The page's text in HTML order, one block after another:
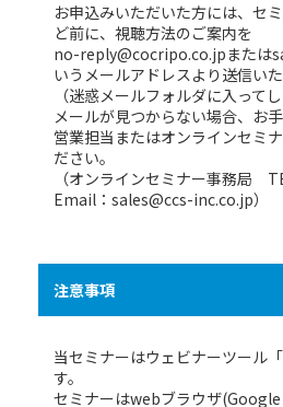
お申込みいただいた方には、セ
ど前に、視聴方法のご案内を
no-reply@cocripo.co.jpまたは
いうメールアドレスより送信いた
（迷惑メールフォルダに入って
メールが見つからない場合、お
営業担当またはオンラインセミ
ださい。
（オンラインセミナー事務局
Email：sales@ccs-inc.co.jp）
注意事項
当セミナーはウェビナーツール
す。
セミナーはwebブラウザ